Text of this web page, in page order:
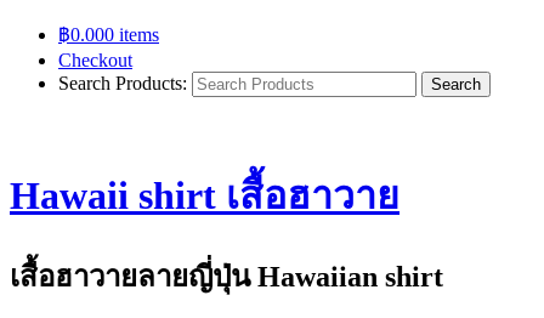
฿0.000 items
Checkout
Search Products:
Hawaii shirt เสื้อฮาวาย
เสื้อฮาวายลายญี่ปุ่น Hawaiian shirt